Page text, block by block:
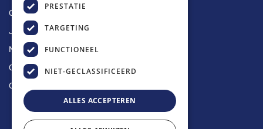
Over ons
Jobs
Nieuws
Contact
Offerte aanvragen
PRESTATIE
TARGETING
FUNCTIONEEL
NIET-GECLASSIFICEERD
ALLES ACCEPTEREN